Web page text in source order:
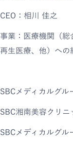
CEO：相川 佳之
事業：医療機関（総
再生医療、他）への
SBCメディカルグル
SBC湘南美容クリニ
SBCメディカルグル